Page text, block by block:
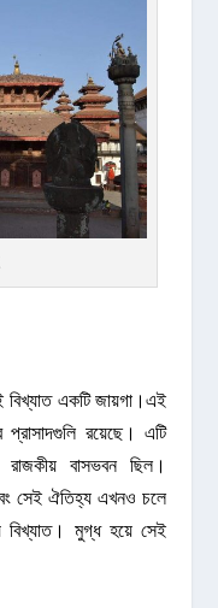
বিখ্যাত একটি জায়গা।এই
রয়েছে। এটি
বাসভবন ছিল।
সেই ঐতিহ্য এখনও চলে
মুগ্ধ হয়ে সেই